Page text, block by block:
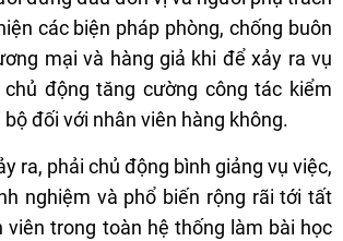
các biện pháp phòng, chống buôn
mại và hàng giả khi để xảy ra vụ
động tăng cường công tác kiểm
đối với nhân viên hàng không.
ra, phải chủ động bình giảng vụ việc,
nghiệm và phổ biến rộng rãi tới tất
viên trong toàn hệ thống làm bài học